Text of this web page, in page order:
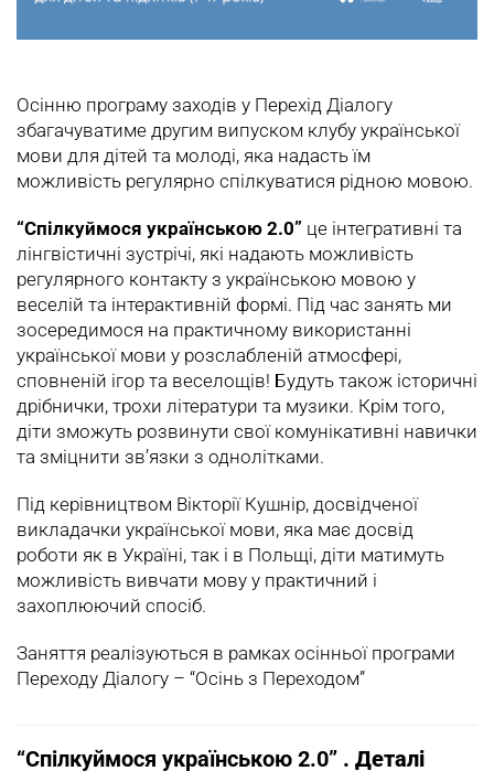
Осінню програму заходів у Перехід Діалогу
збагачуватиме другим випуском клубу української
мови для дітей та молоді, яка надасть їм
можливість регулярно спілкуватися рідною мовою.
“Спілкуймося українською 2.0” це інтегративні та
лінгвістичні зустрічі, які надають можливість
регулярного контакту з українською мовою у
веселій та інтерактивній формі. Під час занять ми
зосередимося на практичному використанні
української мови у розслабленій атмосфері,
сповненій ігор та веселощів! Будуть також історичні
дрібнички, трохи літератури та музики. Крім того,
діти зможуть розвинути свої комунікативні навички
та зміцнити зв’язки з однолітками.
Під керівництвом Вікторії Кушнір, досвідченої
викладачки української мови, яка має досвід
роботи як в Україні, так і в Польщі, діти матимуть
можливість вивчати мову у практичний і
захоплюючий спосіб.
Заняття реалізуються в рамках осінньої програми
Пeреходу Діалогу – “Осінь з Переходом”
“Спілкуймося українською 2.0” . Деталі